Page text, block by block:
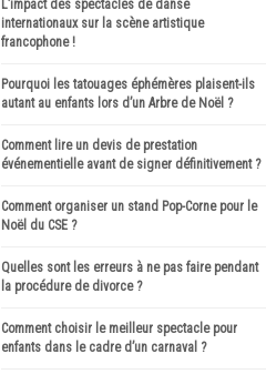
L’impact des spectacles de danse
internationaux sur la scène artistique
francophone !
Pourquoi les tatouages éphémères plaisent-ils
autant au enfants lors d’un Arbre de Noël ?
Comment lire un devis de prestation
événementielle avant de signer définitivement ?
Comment organiser un stand Pop-Corne pour le
Noël du CSE ?
Quelles sont les erreurs à ne pas faire pendant
la procédure de divorce ?
Comment choisir le meilleur spectacle pour
enfants dans le cadre d’un carnaval ?